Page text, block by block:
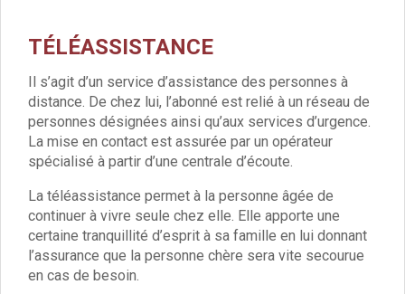
Gaz
Électricité
Initiation informatique
Environnement et cadre de vie
Affichage libre
Gestion des déchets
Collectes
Points « apport volontaire »
Compostage
Canipoches
TÉLÉASSISTANCE
Il s’agit d’un service d’assistance des personnes à
distance. De chez lui, l’abonné est relié à un réseau de
personnes désignées ainsi qu’aux services d’urgence.
La mise en contact est assurée par un opérateur
spécialisé à partir d’une centrale d’écoute.
La téléassistance permet à la personne âgée de
continuer à vivre seule chez elle. Elle apporte une
certaine tranquillité d’esprit à sa famille en lui donnant
l’assurance que la personne chère sera vite secourue
en cas de besoin.